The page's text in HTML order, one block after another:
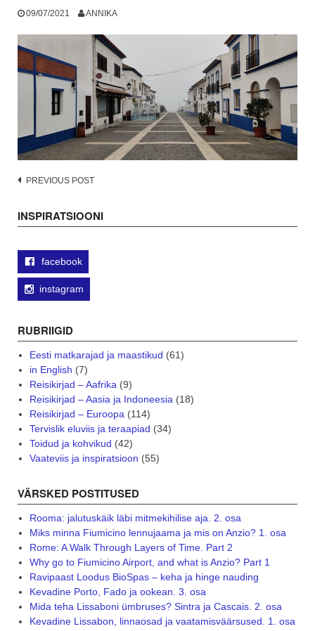
09/07/2021 ANNIKA
Post
PREVIOUS POST
INSPIRATSIOONI
facebook
instagram
RUBRIIGID
Eesti matkarajad ja maastikud (61)
in English (7)
Reisikirjad – Aafrika (9)
Reisikirjad – Aasia ja Indoneesia (18)
Reisikirjad – Euroopa (114)
Tervislik eluviis ja teraapiad (34)
Toidud ja kohvikud (42)
Vaateviis ja inspiratsioon (55)
VÄRSKED POSTITUSED
Rooma: jalutuskäik läbi mitmekihilise aja. 2. osa
Miks minna Fiumicino lennujaama ja mis on Anzio? 1. osa
Rome: A Walk Through Layers of Time. Part 2
Why go to Fiumicino Airport, and what is Anzio? Part 1
Ravipaast Loodus BioSpas – keha ja hinge nauding
Kevadine Porto, Fado ja ookean. 3. osa
Mida teha Lissaboni ümbruses? Sintra ja Cascais. 2. osa
Kevadine Lissabon, linnaosad ja vaatamisväärsused. 1. osa